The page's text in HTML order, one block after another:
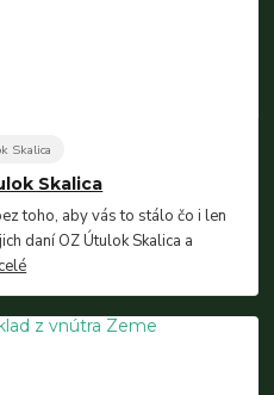
Skalica
Skalica
toho, aby vás to stálo čo i len
daní OZ Útulok Skalica a